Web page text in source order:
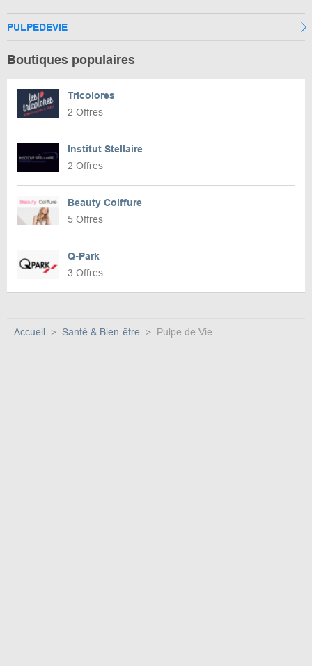
PULPEDEVIE
Boutiques populaires
Tricolores
2 Offres
Institut Stellaire
2 Offres
Beauty Coiffure
5 Offres
Q-Park
3 Offres
Accueil Santé & Bien-être Pulpe de Vie